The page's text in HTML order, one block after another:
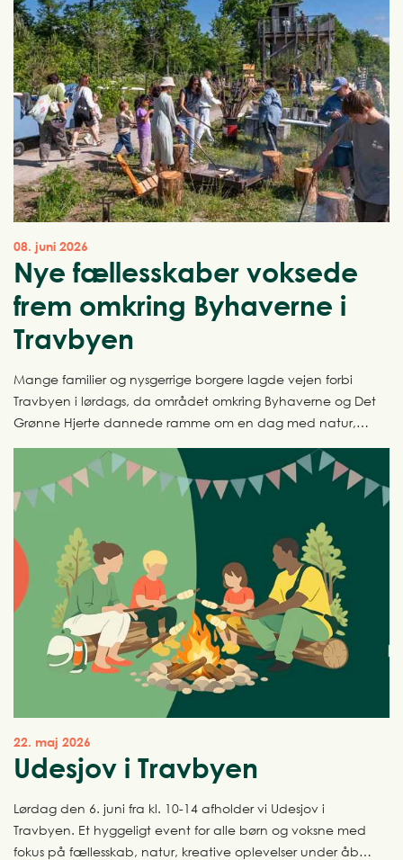
08. juni 2026
Nye fællesskaber voksede
frem omkring Byhaverne i
Travbyen
Mange familier og nysgerrige borgere lagde vejen forbi
Travbyen i lørdags, da området omkring Byhaverne og Det
Grønne Hjerte dannede ramme om en dag med natur,
22. maj 2026
Udesjov i Travbyen
Lørdag den 6. juni fra kl. 10-14 afholder vi Udesjov i
Travbyen. Et hyggeligt event for alle børn og voksne med
fokus på fællesskab, natur, kreative oplevelser under åben